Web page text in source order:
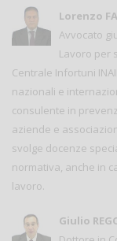
Lorenzo
Avvocato
Lavoro per
Centrale Infortuni
nazionali e
consulente in
aziende e
svolge docenze
normativa, anche in
lavoro.
Giulio